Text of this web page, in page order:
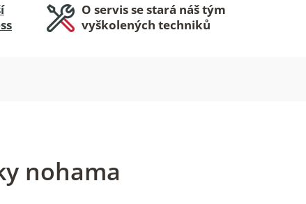
O servis se stará náš tým
vyškolených techniků
nohama